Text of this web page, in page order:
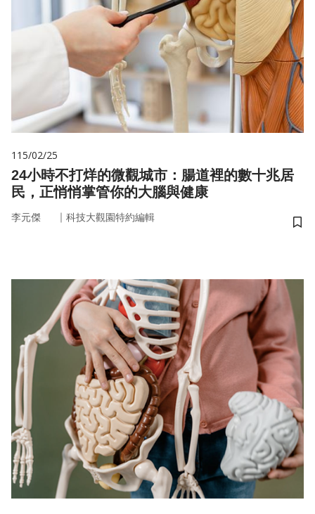
115/02/25
24小時不打烊的微觀城市：腸道裡的數十兆居
民，正悄悄掌管你的大腦與健康
李元傑 ｜ 科技大觀園特約編輯
儲